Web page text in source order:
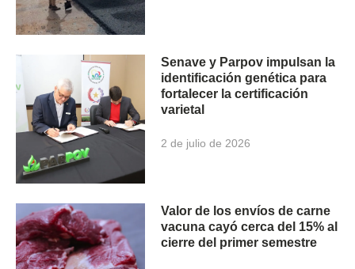
Senave y Parpov impulsan la
identificación genética para
fortalecer la certificación
varietal
2 de julio de 2026
Valor de los envíos de carne
vacuna cayó cerca del 15% al
cierre del primer semestre